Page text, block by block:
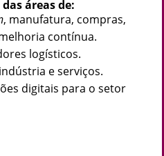
áreas de:
, manufatura, compras,
contínua.
logísticos.
e serviços.
digitais para o setor